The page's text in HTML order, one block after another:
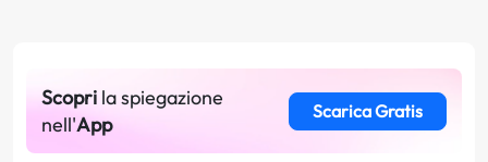
Scopri la spiegazione
nell'App
Scarica Gratis